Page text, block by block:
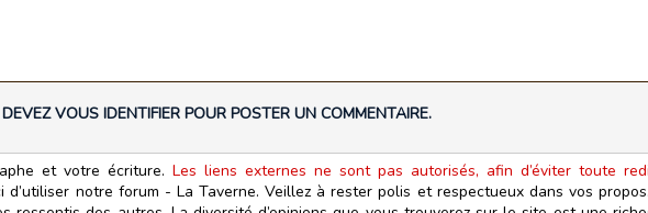
VOUS IDENTIFIER POUR POSTER UN COMMENTAIRE.
et votre écriture.Les liens externes ne sont pas autorisés, afin d’éviter toute
d’utiliser notre forum - La Taverne. Veillez à rester polis et respectueux dans vos